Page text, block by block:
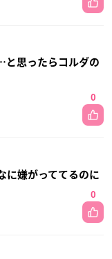
と思ったらコルダの
0
に嫌がっててるのに
0